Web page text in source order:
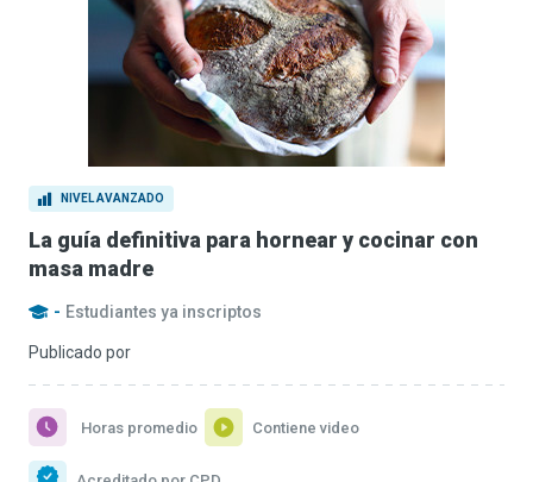
NIVEL AVANZADO
La guía definitiva para hornear y cocinar con
masa madre
- Estudiantes ya inscriptos
Publicado por
Horas promedio Contiene video